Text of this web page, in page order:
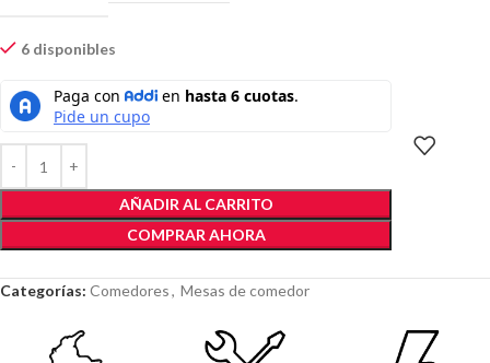
6 disponibles
AÑADIR AL CARRITO
COMPRAR AHORA
Categorías: Comedores, Mesas de comedor